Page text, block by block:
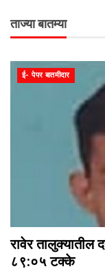
ताज्या बातम्या
ई- पेपर बातमीदार
रावेर तालुक्यातील
८९:०५ टक्के